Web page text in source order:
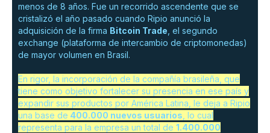
menos de 8 años. Fue un recorrido ascendente que se
cristalizó el año pasado cuando Ripio anunció la
adquisición de la firma Bitcoin Trade , el segundo
exchange (plataforma de intercambio de criptomonedas)
de mayor volumen en Brasil.
En rigor, la incorporación de la compañía brasileña, que
tiene como objetivo fortalecer su presencia en ese país y
expandir sus productos por América Latina, le deja a Ripio
una base de 400.000 nuevos usuarios , lo cual
representa para la empresa un total de 1.400.000